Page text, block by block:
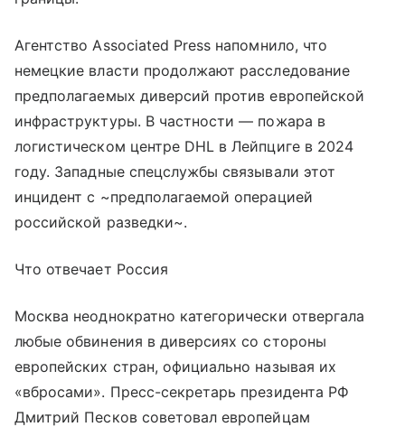
Агентство Associated Press напомнило, что
немецкие власти продолжают расследование
предполагаемых диверсий против европейской
инфраструктуры. В частности — пожара в
логистическом центре DHL в Лейпциге в 2024
году. Западные спецслужбы связывали этот
инцидент с ~предполагаемой операцией
российской разведки~.
Что отвечает Россия
Москва неоднократно категорически отвергала
любые обвинения в диверсиях со стороны
европейских стран, официально называя их
«вбросами». Пресс-секретарь президента РФ
Дмитрий Песков советовал европейцам